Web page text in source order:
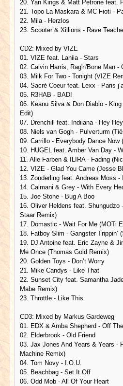
20. Yan Kings & Matt Petrone feat.
21. Topo La Maskara & MC Fioti -
22. Mila - Herzlos
23. Scooter & Xillions - Rave
CD2: Mixed by VIZE
01. VIZE feat. Laniia - Stars
02. Calvin Harris, Rag'n'Bone Man -
03. Milk For Two - Tonight (VIZE
04. Sacré Coeur feat. Lexx - Paris
05. R3HAB - BAD!
06. Keanu Silva & Don Diablo -
Edit)
07. Drenchill feat. Indiiana - Hey
08. Niels van Gogh - Pulverturm
09. Carrillo - Everybody Dance Now
10. HUGEL feat. Amber Van Day -
11. Alle Farben & ILIRA - Fading
12. VIZE - Glad You Came (Jesse
13. Zonderling feat. Andreas Moss -
14. Calmani & Grey - With Every
15. Joe Stone - Bug A Boo
16. Oliver Heldens feat. Shungudzo
Staar Remix)
17. Domastic - Wait For Me (MOTi
18. Fatboy Slim - Gangster Trippin’
19. DJ Antoine feat. Eric Zayne &
Me Once (Thomas Gold Remix)
20. Golden Toys - Don’t Worry
21. Mike Candys - Like That
22. Sunset City feat. Samantha
Mabe Remix)
23. Throttle - Like This
CD3: Mixed by Markus Gardeweg
01. EDX & Amba Shepherd - Off
02. Elderbrook - Old Friend
03. Jax Jones And Years & Years -
Machine Remix)
04. Tom Novy - I.O.U.
05. Beachbag - Set It Off
06. Odd Mob - All Of Your Heart